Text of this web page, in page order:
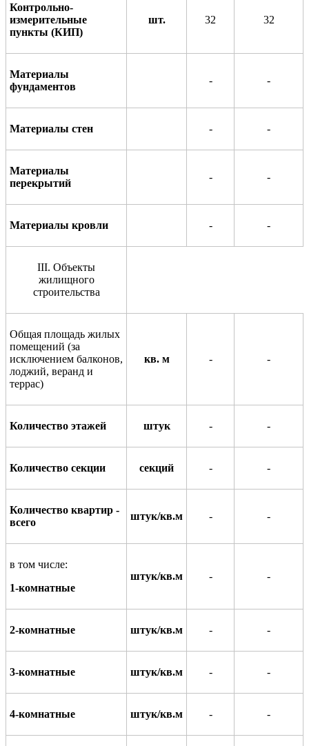
Контрольно-
измерительные
пункты (КИП)
шт. 32 32
Материалы
фундаментов
- -
Материалы стен - -
Материалы
перекрытий
- -
Материалы кровли - -
III. Объекты
жилищного
строительства
Общая площадь жилых
помещений (за
исключением балконов,
лоджий, веранд и
террас)
кв. м - -
Количество этажей штук - -
Количество секции секций - -
Количество квартир -
всего
штук/кв.м - -
в том числе:
1-комнатные
штук/кв.м - -
2-комнатные штук/кв.м - -
3-комнатные штук/кв.м - -
4-комнатные штук/кв.м - -